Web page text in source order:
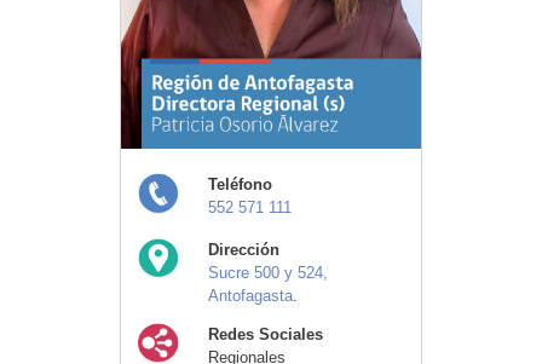
Teléfono
552 571 111
Dirección
Sucre 500 y 524,
Antofagasta
Redes Sociales
Regionales